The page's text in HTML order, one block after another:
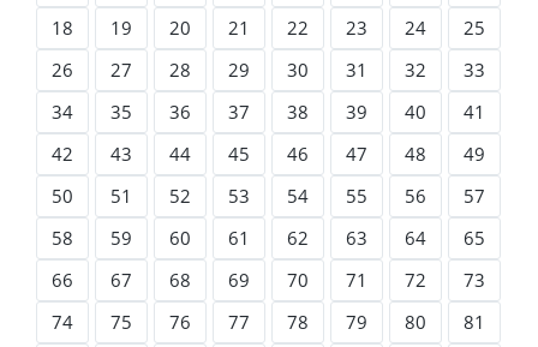
18
19 20 21 22 23 24
25
26
27 28 29 30 31 32
33
34
35 36 37 38 39 40
41
42
43 44 45 46 47 48
49
50
51 52 53 54 55 56
57
58
59 60 61 62 63 64
65
66
67 68 69 70 71 72
73
74
75 76 77 78 79 80
81